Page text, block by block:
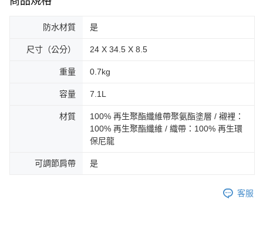
防水材質 是
尺寸（公分） 24 X 34.5 X 8.5
重量 0.7kg
容量 7.1L
材質
100% 再生聚酯纖維帶聚氨酯塗層 / 襯裡：
100% 再生聚酯纖維 / 織帶：100% 再生環
保尼龍
可調節肩帶 是
客服